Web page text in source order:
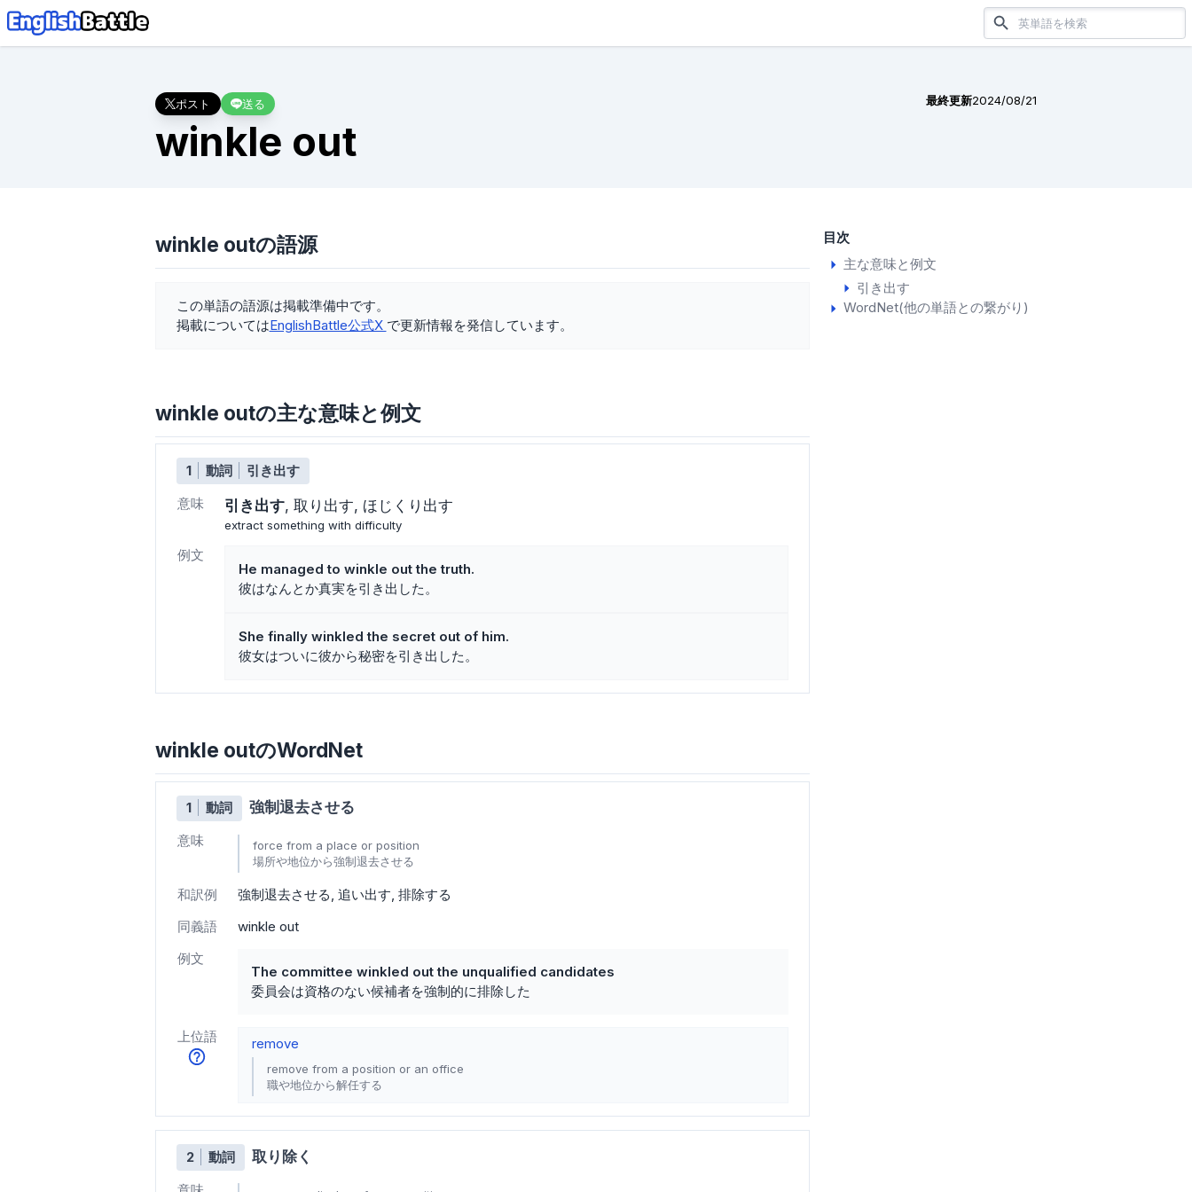
ポスト 送る 最終更新2024/08/21
winkle out
目次
主な意味と例文
引き出す
WordNet(他の単語との繋がり)
winkle outの語源
この単語の語源は掲載準備中です。
掲載についてはEnglishBattle公式X で更新情報を発信しています。
winkle outの主な意味と例文
1 動詞
引き出す
意味
引き出す 取り出す ほじくり出す
extract something with difficulty
例文
He managed to winkle out the truth.
彼はなんとか真実を引き出した。
She finally winkled the secret out of him.
彼女はついに彼から秘密を引き出した。
winkle outのWordNet
1 動詞 強制退去させる
意味
force from a place or position
場所や地位から強制退去させる
和訳例 強制退去させる 追い出す 排除する
同義語
winkle out
例文
The committee winkled out the unqualified candidates
委員会は資格のない候補者を強制的に排除した
上位語 remove
remove from a position or an office
職や地位から解任する
2 動詞 取り除く